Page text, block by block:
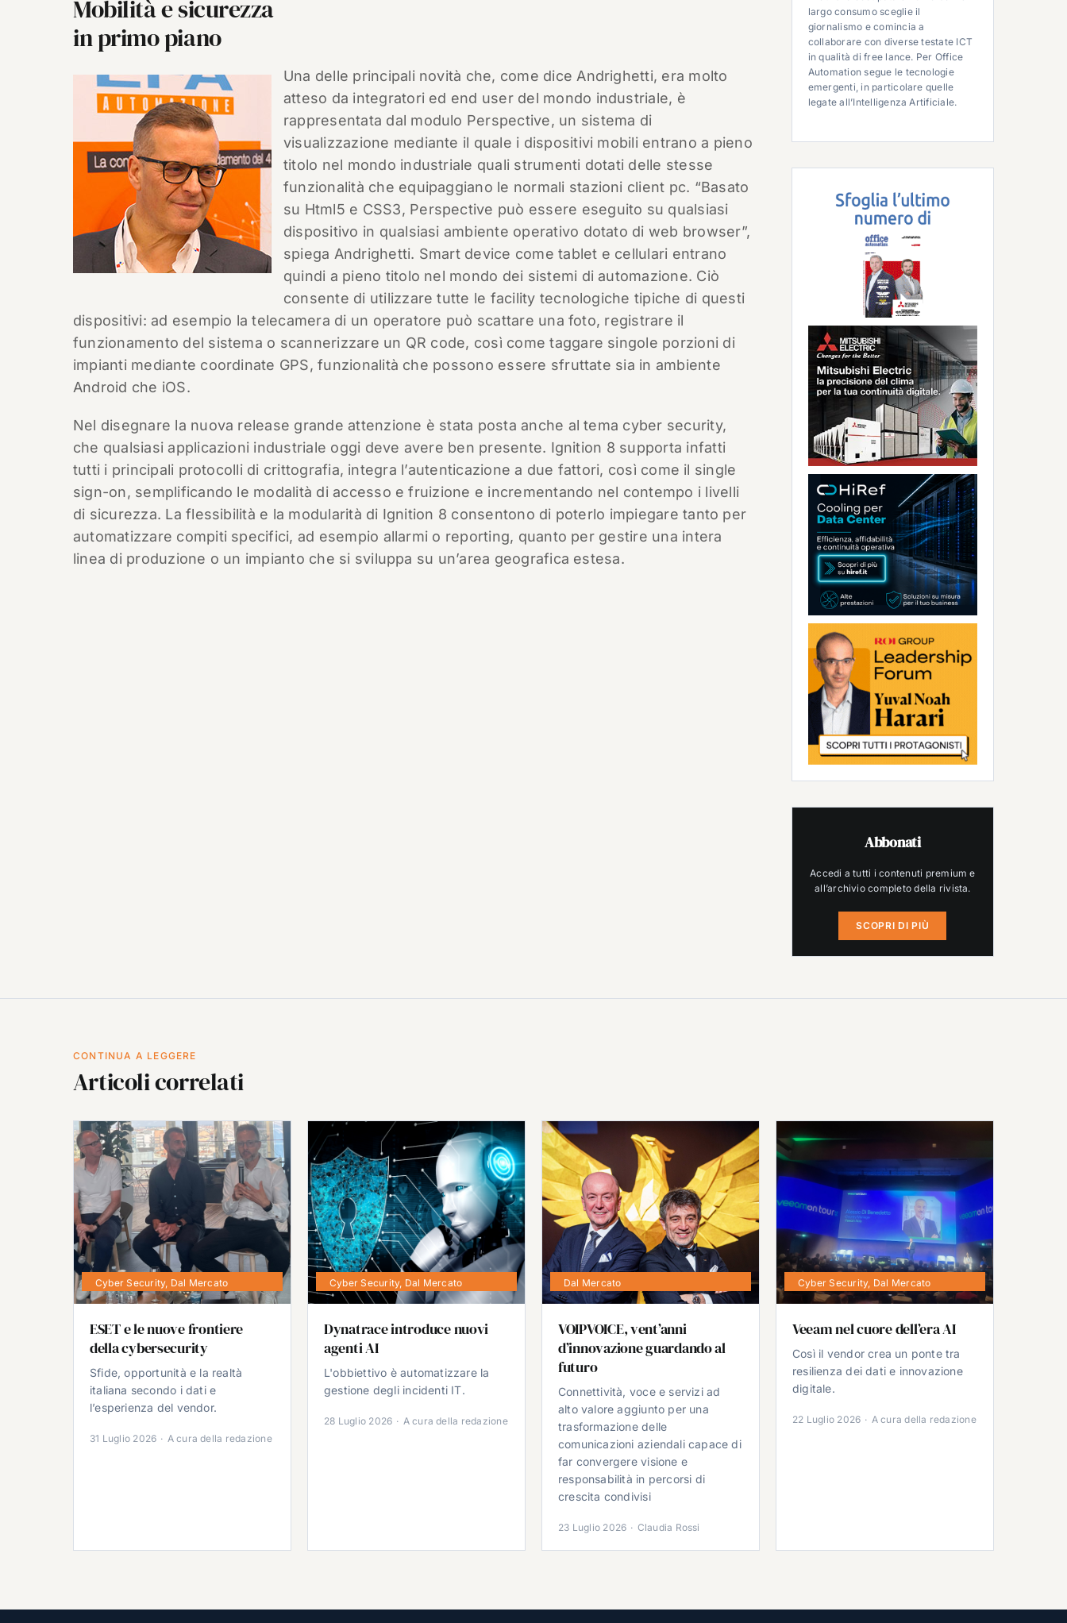
Mobilità e sicurezza
in primo piano
Una delle principali novità che, come dice Andrighetti, era molto
atteso da integratori ed end user del mondo industriale, è
rappresentata dal modulo Perspective, un sistema di
visualizzazione mediante il quale i dispositivi mobili entrano a pieno
titolo nel mondo industriale quali strumenti dotati delle stesse
funzionalità che equipaggiano le normali stazioni client pc. “Basato
su Html5 e CSS3, Perspective può essere eseguito su qualsiasi
dispositivo in qualsiasi ambiente operativo dotato di web browser”,
spiega Andrighetti. Smart device come tablet e cellulari entrano
quindi a pieno titolo nel mondo dei sistemi di automazione. Ciò
consente di utilizzare tutte le facility tecnologiche tipiche di questi
dispositivi: ad esempio la telecamera di un operatore può scattare una foto, registrare il
funzionamento del sistema o scannerizzare un QR code, così come taggare singole porzioni di
impianti mediante coordinate GPS, funzionalità che possono essere sfruttate sia in ambiente
Android che iOS.
Nel disegnare la nuova release grande attenzione è stata posta anche al tema cyber security,
che qualsiasi applicazioni industriale oggi deve avere ben presente. Ignition 8 supporta infatti
tutti i principali protocolli di crittografia, integra l’autenticazione a due fattori, così come il single
sign-on, semplificando le modalità di accesso e fruizione e incrementando nel contempo i livelli
di sicurezza. La flessibilità e la modularità di Ignition 8 consentono di poterlo impiegare tanto per
automatizzare compiti specifici, ad esempio allarmi o reporting, quanto per gestire una intera
linea di produzione o un impianto che si sviluppa su un’area geografica estesa.
largo consumo sceglie il
giornalismo e comincia a
collaborare con diverse testate ICT
in qualità di free lance. Per Office
Automation segue le tecnologie
emergenti, in particolare quelle
legate all’Intelligenza Artificiale.
Abbonati
Accedi a tutti i contenuti premium e
all’archivio completo della rivista.
SCOPRI DI PIÙ
CONTINUA A LEGGERE
Articoli correlati
Cyber Security, Dal Mercato
ESET e le nuove frontiere
della cybersecurity
Sfide, opportunità e la realtà
italiana secondo i dati e
l’esperienza del vendor.
31 Luglio 2026 · A cura della redazione
Cyber Security, Dal Mercato
Dynatrace introduce nuovi
agenti AI
L'obbiettivo è automatizzare la
gestione degli incidenti IT.
28 Luglio 2026 · A cura della redazione
Dal Mercato
VOIPVOICE, vent’anni
d’innovazione guardando al
futuro
Connettività, voce e servizi ad
alto valore aggiunto per una
trasformazione delle
comunicazioni aziendali capace di
far convergere visione e
responsabilità in percorsi di
crescita condivisi
23 Luglio 2026 · Claudia Rossi
Cyber Security, Dal Mercato
Veeam nel cuore dell’era AI
Così il vendor crea un ponte tra
resilienza dei dati e innovazione
digitale.
22 Luglio 2026 · A cura della redazione